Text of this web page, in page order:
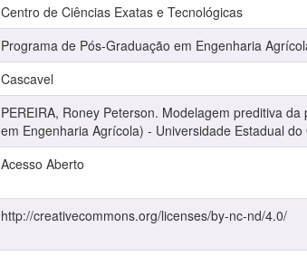
Centro de Ciências Exatas e Tecnológicas
Programa de Pós-Graduação em Engenharia
Cascavel
PEREIRA, Roney Peterson. Modelagem preditiva
em Engenharia Agrícola) - Universidade Estadual
Acesso Aberto
http://creativecommons.org/licenses/by-nc-nd/4.0/